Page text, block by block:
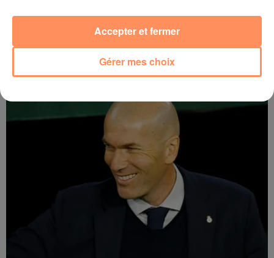
31 janvier 2022
Pamela Anderson divorce pour la 5e fois !
Gérer mes choix
Accepter et fermer